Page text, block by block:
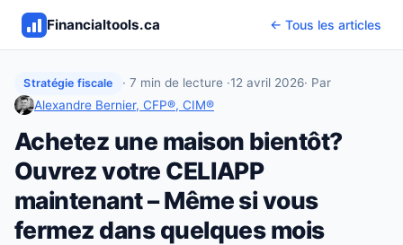
Financialtools.ca ← Tous les articles
Stratégie fiscale · 7 min de lecture ·12 avril 2026· Par
Alexandre Bernier, CFP®, CIM®
Achetez une maison bientôt?
Ouvrez votre CELIAPP
maintenant – Même si vous
fermez dans quelques mois